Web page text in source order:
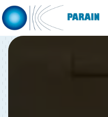
Panneau de gestion des cookies